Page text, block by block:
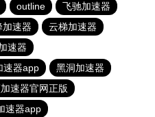
outline
飞驰加速器
加速器
云梯加速器
速器
速器app
黑洞加速器
速器官网正版
速器app